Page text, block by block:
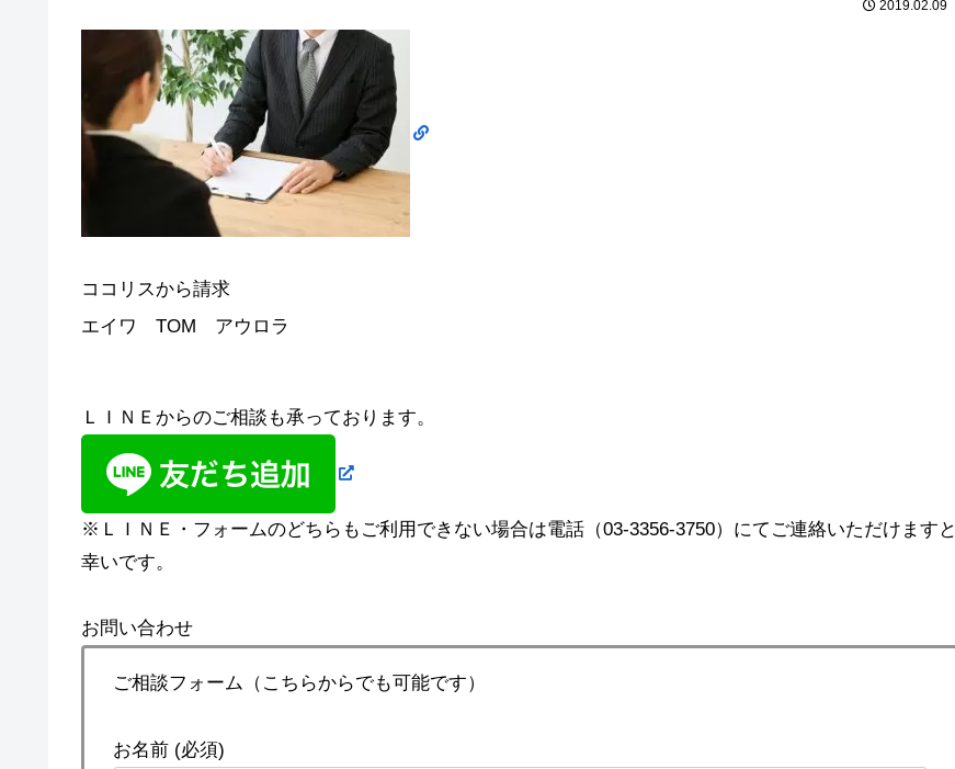
2019.02.09
ココリスから請求
エイワ TOM アウロラ
ＬＩＮＥからのご相談も承っております。
※ＬＩＮＥ・フォームのどちらもご利用できない場合は電話（03-3356-3750）にてご連絡いただけますと
幸いです。
お問い合わせ
ご相談フォーム（こちらからでも可能です）
お名前 (必須)